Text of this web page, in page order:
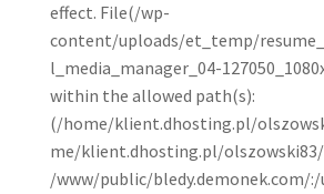
effect. File(/wp-
content/uploads/et_temp/
l_media_manager_04-
within the allowed path(s):
(/home/klient.dhosting.pl/
me/klient.dhosting.pl/
/www/public/bledy.demonek.com/